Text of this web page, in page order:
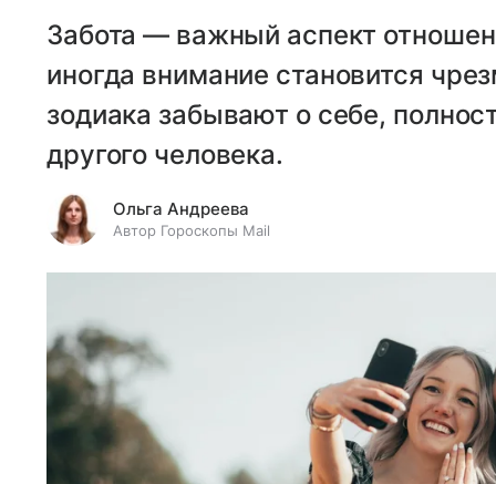
Забота — важный аспект
иногда внимание становится
зодиака забывают о себе,
другого человека.
Ольга Андреева
Автор Гороскопы Mail